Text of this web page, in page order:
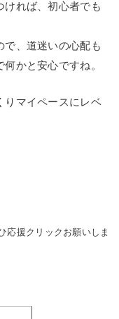
ければ、初心者でも
で、道迷いの心配も
かと安心ですね。
マイペースにレベ
応援クリックお願いしま